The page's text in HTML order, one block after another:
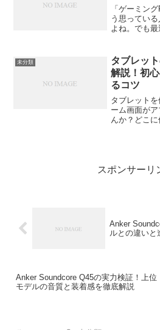
「ゲーミン
う思ってい
よね。でも
ームをプレ
るんです。
未分類
タブレッ
解説！初
るコツ
タブレット
ーム画面が
んか？どこに
スポンサーリ
Anker
ルとの違いと
Anker Soundcore Q45の実力検証！上位
モデルの音質と装着感を徹底解説